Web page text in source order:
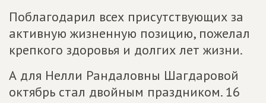
Поблагодарил всех присутствующих за
активную жизненную позицию, пожелал
крепкого здоровья и долгих лет жизни.
А для Нелли Рандаловны Шагдаровой
октябрь стал двойным праздником. 16